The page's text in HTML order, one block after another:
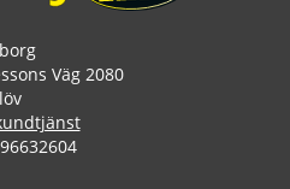
Väg 2080